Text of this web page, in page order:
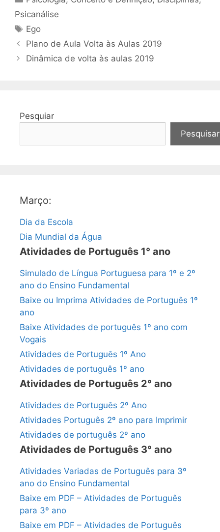
Psicanálise
Tags
Ego
Plano de Aula Volta às Aulas 2019
Dinâmica de volta às aulas 2019
Pesquiar
Pesquisar
Março:
Dia da Escola
Dia Mundial da Água
Atividades de Português 1° ano
Simulado de Língua Portuguesa para 1º e 2º
ano do Ensino Fundamental
Baixe ou Imprima Atividades de Português 1º
ano
Baixe Atividades de português 1º ano com
Vogais
Atividades de Português 1º Ano
Atividades de português 1º ano
Atividades de Português 2° ano
Atividades de Português 2º Ano
Atividades Português 2º ano para Imprimir
Atividades de português 2º ano
Atividades de Português 3° ano
Atividades Variadas de Português para 3º
ano do Ensino Fundamental
Baixe em PDF – Atividades de Português
para 3º ano
Baixe em PDF – Atividades de Português